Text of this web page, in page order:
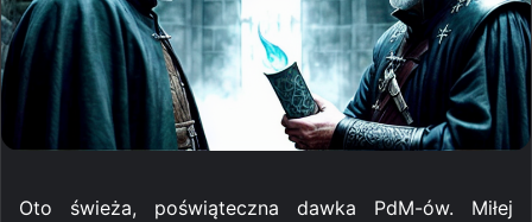
Oto świeża, poświąteczna dawka PdM-ów. Miłej